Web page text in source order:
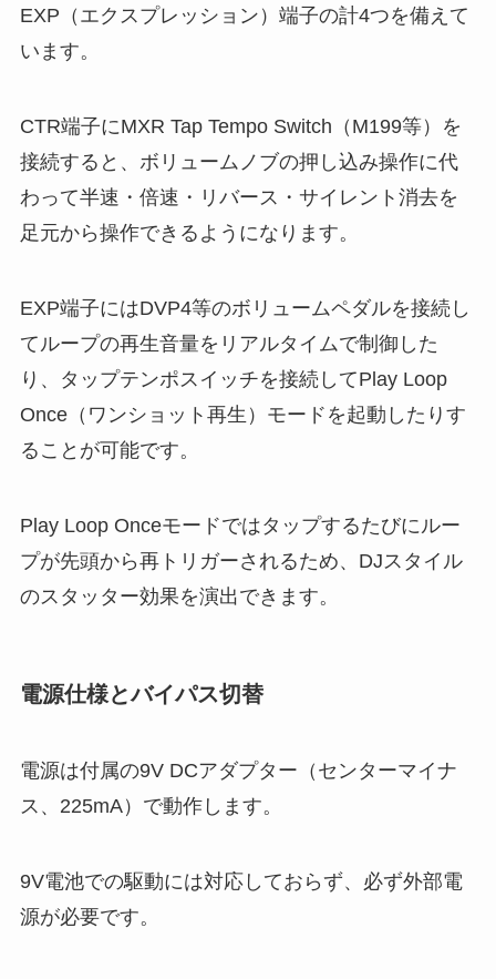
EXP（エクスプレッション）端子の計4つを備えて
います。
CTR端子にMXR Tap Tempo Switch（M199等）を
接続すると、ボリュームノブの押し込み操作に代
わって半速・倍速・リバース・サイレント消去を
足元から操作できるようになります。
EXP端子にはDVP4等のボリュームペダルを接続し
てループの再生音量をリアルタイムで制御した
り、タップテンポスイッチを接続してPlay Loop
Once（ワンショット再生）モードを起動したりす
ることが可能です。
Play Loop Onceモードではタップするたびにルー
プが先頭から再トリガーされるため、DJスタイル
のスタッター効果を演出できます。
電源仕様とバイパス切替
電源は付属の9V DCアダプター（センターマイナ
ス、225mA）で動作します。
9V電池での駆動には対応しておらず、必ず外部電
源が必要です。